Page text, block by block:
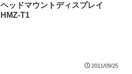
ヘッドマウントディスプレイ
HMZ-T1
2011/09/25